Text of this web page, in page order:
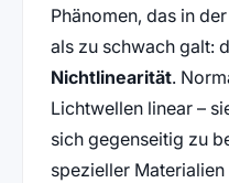
Phänomen, das in
als zu schwach galt:
Nichtlinearität.
Lichtwellen linear –
sich gegenseitig zu
spezieller